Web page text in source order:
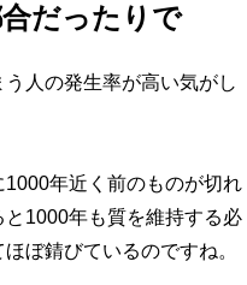
だったりで
人の発生率が高い気がし
年近く前のものが切れ
1000年も質を維持する必
ぼ錆びているのですね。